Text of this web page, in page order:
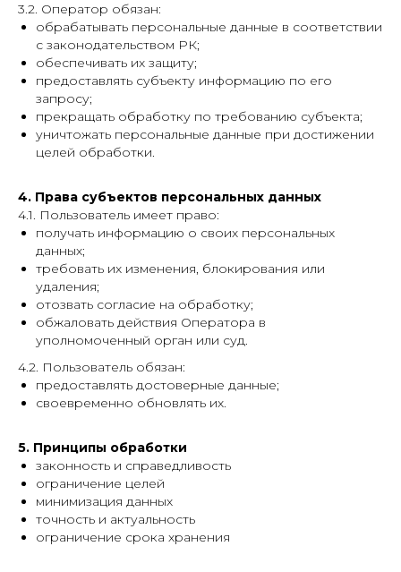
3.2. Оператор обязан:
обрабатывать персональные данные в соответствии
с законодательством РК;
обеспечивать их защиту;
предоставлять субъекту информацию по его
запросу;
прекращать обработку по требованию субъекта;
уничтожать персональные данные при достижении
целей обработки.
4. Права субъектов персональных данных
4.1. Пользователь имеет право:
получать информацию о своих персональных
данных;
требовать их изменения, блокирования или
удаления;
отозвать согласие на обработку;
обжаловать действия Оператора в
уполномоченный орган или суд.
4.2. Пользователь обязан:
предоставлять достоверные данные;
своевременно обновлять их.
5. Принципы обработки
законность и справедливость
ограничение целей
минимизация данных
точность и актуальность
ограничение срока хранения